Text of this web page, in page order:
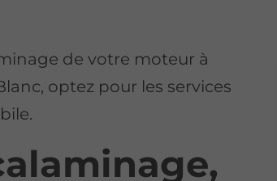
de votre moteur à
optez pour les services